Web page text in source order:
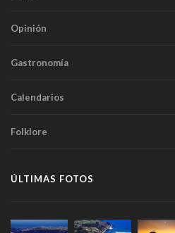
Opinión
Gastronomía
Calendarios
Folklore
ÚLTIMAS FOTOS